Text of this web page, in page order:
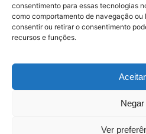
consentimento para essas tecnologias
como comportamento de navegação ou
consentir ou retirar o consentimento
recursos e funções.
Aceitar
Negar
Ver
HORÁRIO DE
Segunda à sexta, das
Diretório Digital